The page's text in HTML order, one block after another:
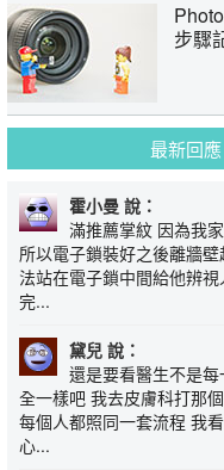
步驟
最新回應
霍小曼 說：
滿推薦掌紋 因為我
所以電子鎖裝好之後離牆
法站在電子鎖中間給他辨
完...
黛兒 說：
還是要看醫生不是
全一樣吧 我去皮膚科打那
每個人都照同一套流程 我
心...